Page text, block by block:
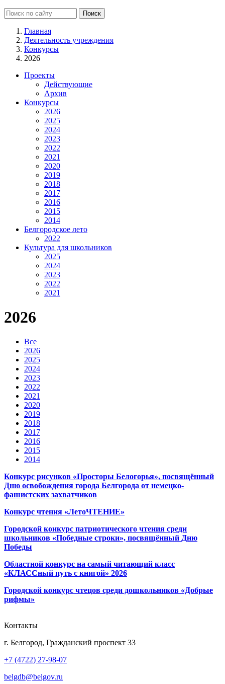
Главная
Деятельность учреждения
Конкурсы
2026
Проекты
Действующие
Архив
Конкурсы
2026
2025
2024
2023
2022
2021
2020
2019
2018
2017
2016
2015
2014
Белгородское лето
2022
Культура для школьников
2025
2024
2023
2022
2021
2026
Все
2026
2025
2024
2023
2022
2021
2020
2019
2018
2017
2016
2015
2014
Конкурс рисунков «Просторы Белогорья», посвящённый
Дню освобождения города Белгорода от немецко-
фашистских захватчиков
Конкурс чтения «ЛетоЧТЕНИЕ»
Городской конкурс патриотического чтения среди
школьников «Победные строки», посвящённый Дню
Победы
Областной конкурс на самый читающий класс
«КЛАССный путь с книгой» 2026
Городской конкурс чтецов среди дошкольников «Добрые
рифмы»
Контакты
г. Белгород, Гражданский проспект 33
+7 (4722) 27-98-07
belgdb@belgov.ru